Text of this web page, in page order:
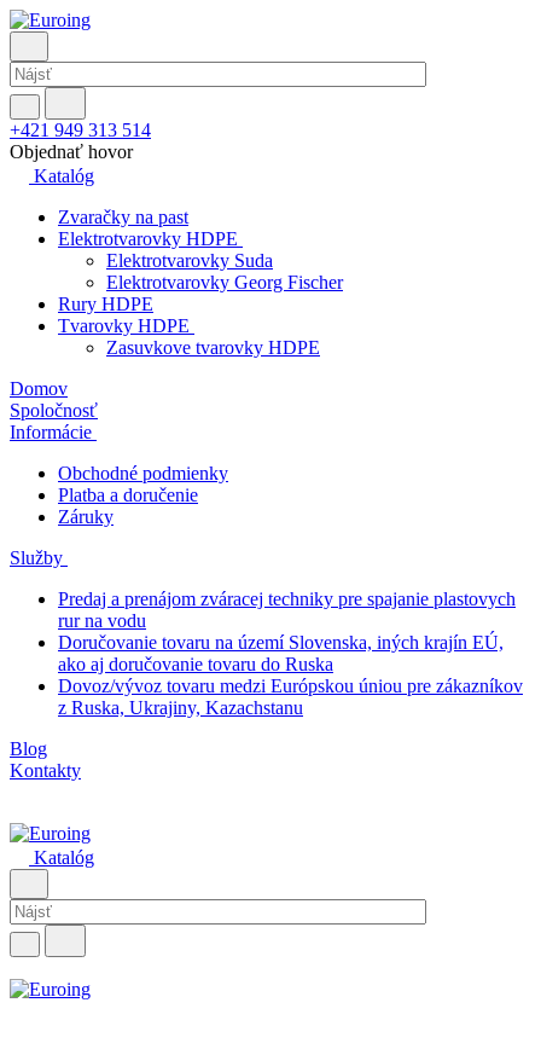
+421 949 313 514
Objednať hovor
Katalóg
Zvaračky na past
Elektrotvarovky HDPE
Elektrotvarovky Suda
Elektrotvarovky Georg Fischer
Rury HDPE
Tvarovky HDPE
Zasuvkove tvarovky HDPE
Domov
Spoločnosť
Informácie
Obchodné podmienky
Platba a doručenie
Záruky
Služby
Predaj a prenájom zváracej techniky pre spajanie plastovych
rur na vodu
Doručovanie tovaru na území Slovenska, iných krajín EÚ,
ako aj doručovanie tovaru do Ruska
Dovoz/vývoz tovaru medzi Európskou úniou pre zákazníkov
z Ruska, Ukrajiny, Kazachstanu
Blog
Kontakty
Katalóg